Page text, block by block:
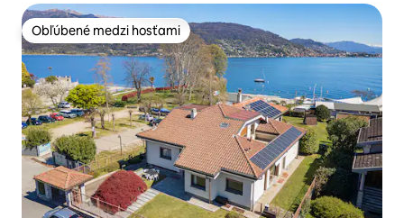
Obľúbené medzi hosťami
Obľúbené medzi hosťami